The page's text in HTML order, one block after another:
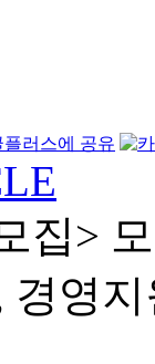
집>
경영